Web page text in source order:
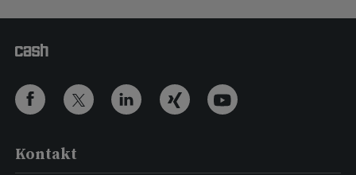
Kontakt